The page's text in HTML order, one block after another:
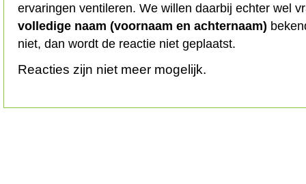
ervaringen ventileren. We willen daarbij echter wel
volledige naam (voornaam en achternaam)
niet, dan wordt de reactie niet geplaatst.
Reacties zijn niet meer mogelijk.